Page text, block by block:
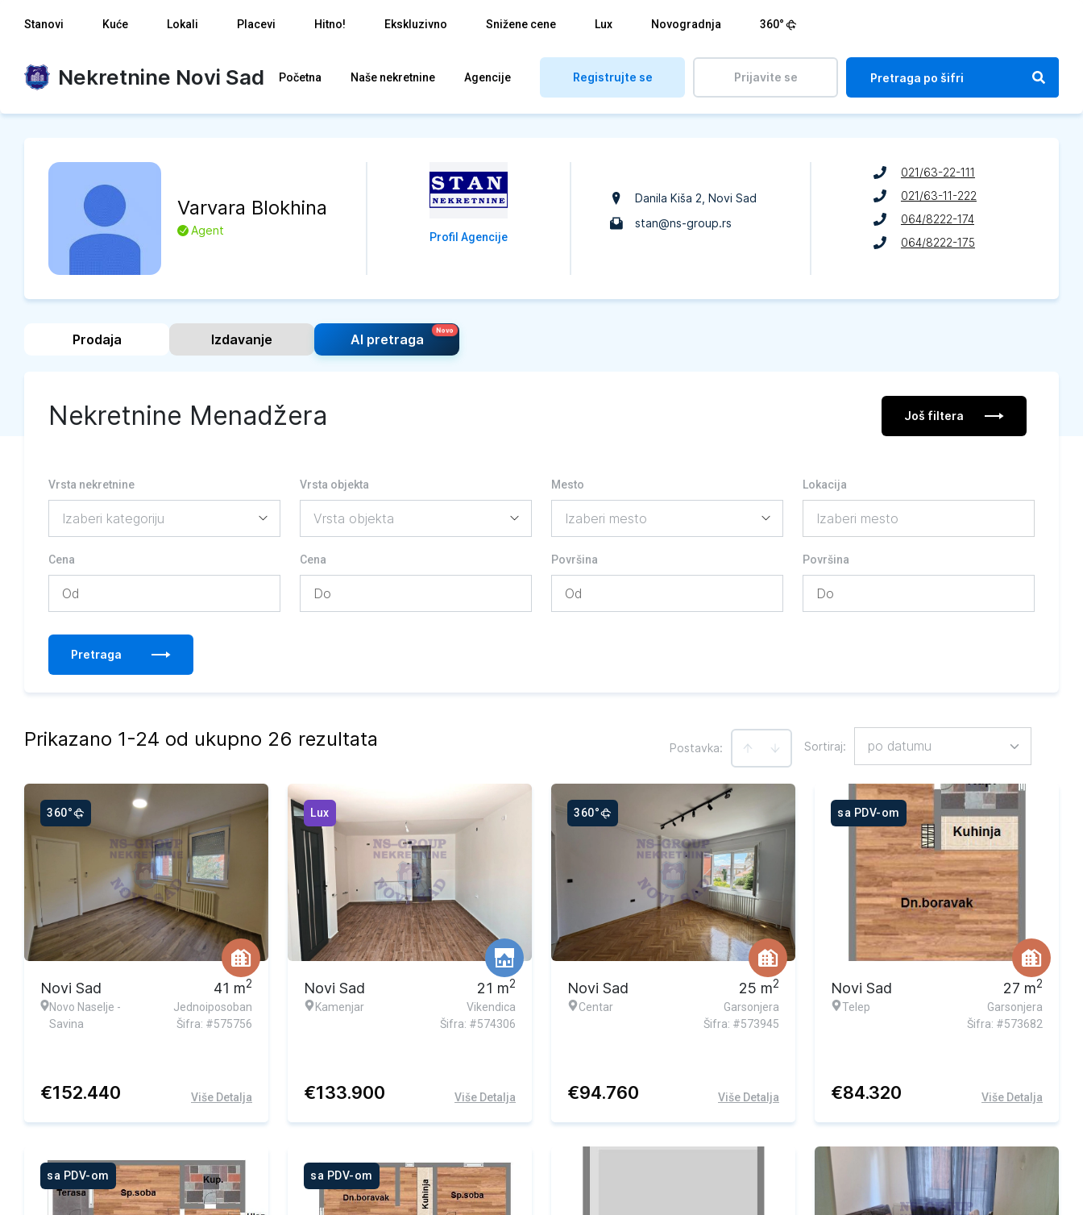
Stanovi Kuće Lokali Placevi Hitno! Ekskluzivno Snižene cene Lux Novogradnja 360°
Nekretnine Novi Sad Početna Naše nekretnine Agencije Registrujte se Prijavite se
Varvara Blokhina
L Agent Profil Agencije
Danila Kiša 2 , Novi Sad
stan@ns-group.rs
021/63-22-111
021/63-11-222
064/8222-174
064/8222-175
Prodaja Izdavanje AI pretraga
Nekretnine Menadžera Još filtera
Vrsta nekretnine Vrsta objekta Mesto Lokacija
Izaberi mesto
Cena Cena Površina Površina
Pretraga
Prikazano 1-24 od ukupno 26 rezultata Postavka: Sortiraj: po datumu
360°
Novi Sad
Novo Naselje -
Savina
41 m2
Jednoiposoban
Šifra: #575756
€152.440 Više Detalja
Lux
Novi Sad
Kamenjar
21 m2
Vikendica
Šifra: #574306
€133.900 Više Detalja
360°
Novi Sad
Centar
25 m2
Garsonjera
Šifra: #573945
€94.760 Više Detalja
sa PDV-om
Novi Sad
Telep
27 m2
Garsonjera
Šifra: #573682
€84.320 Više Detalja
sa PDV-om sa PDV-om